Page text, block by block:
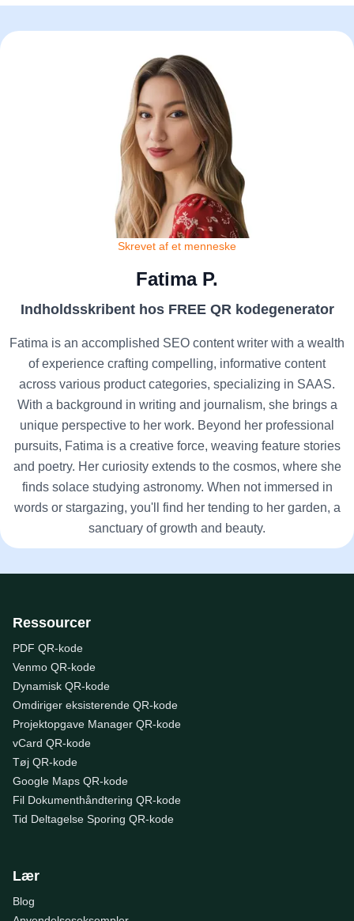
Skrevet af et menneske
Fatima P.
Indholdsskribent hos FREE QR kodegenerator
Fatima is an accomplished SEO content writer with a wealth
of experience crafting compelling, informative content
across various product categories, specializing in SAAS.
With a background in writing and journalism, she brings a
unique perspective to her work. Beyond her professional
pursuits, Fatima is a creative force, weaving feature stories
and poetry. Her curiosity extends to the cosmos, where she
finds solace studying astronomy. When not immersed in
words or stargazing, you'll find her tending to her garden, a
sanctuary of growth and beauty.
Ressourcer
PDF QR-kode
Venmo QR-kode
Dynamisk QR-kode
Omdiriger eksisterende QR-kode
Projektopgave Manager QR-kode
vCard QR-kode
Tøj QR-kode
Google Maps QR-kode
Fil Dokumenthåndtering QR-kode
Tid Deltagelse Sporing QR-kode
Lær
Blog